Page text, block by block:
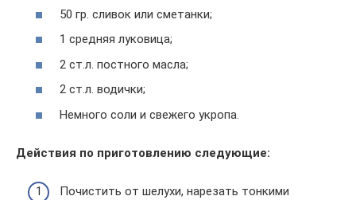
50 гр. сливок или сметанки;
1 средняя луковица;
2 ст.л. постного масла;
2 ст.л. водички;
Немного соли и свежего укропа.
Действия по приготовлению следующие:
Почистить от шелухи, нарезать тонкими